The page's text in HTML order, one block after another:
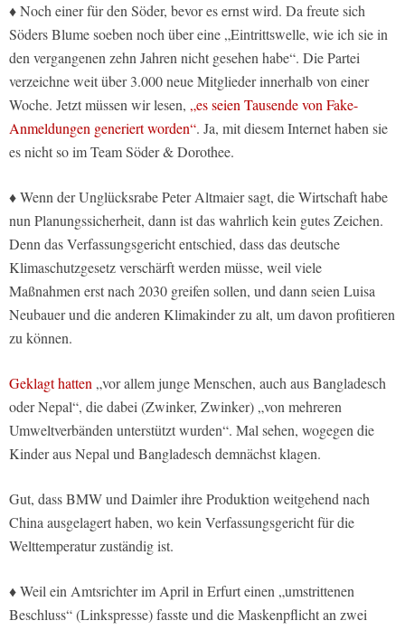
♦ Noch einer für den Söder, bevor es ernst wird. Da freute sich
Söders Blume soeben noch über eine „Eintrittswelle, wie ich sie in
den vergangenen zehn Jahren nicht gesehen habe“. Die Partei
verzeichne weit über 3.000 neue Mitglieder innerhalb von einer
Woche. Jetzt müssen wir lesen, „es seien Tausende von Fake-
Anmeldungen generiert worden“. Ja, mit diesem Internet haben sie
es nicht so im Team Söder & Dorothee.
♦ Wenn der Unglücksrabe Peter Altmaier sagt, die Wirtschaft habe
nun Planungssicherheit, dann ist das wahrlich kein gutes Zeichen.
Denn das Verfassungsgericht entschied, dass das deutsche
Klimaschutzgesetz verschärft werden müsse, weil viele
Maßnahmen erst nach 2030 greifen sollen, und dann seien Luisa
Neubauer und die anderen Klimakinder zu alt, um davon profitieren
zu können.
Geklagt hatten„vor allem junge Menschen, auch aus Bangladesch
oder Nepal“, die dabei (Zwinker, Zwinker) „von mehreren
Umweltverbänden unterstützt wurden“. Mal sehen, wogegen die
Kinder aus Nepal und Bangladesch demnächst klagen.
Gut, dass BMW und Daimler ihre Produktion weitgehend nach
China ausgelagert haben, wo kein Verfassungsgericht für die
Welttemperatur zuständig ist.
♦ Weil ein Amtsrichter im April in Erfurt einen „umstrittenen
Beschluss“ (Linkspresse) fasste und die Maskenpflicht an zwei